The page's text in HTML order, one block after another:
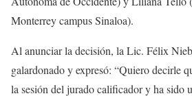
Monterrey campus Sinaloa).
Al anunciar la decisión, la Lic. Félix
galardonado y expresó: “Quiero decirle
la sesión del jurado calificador y ha sido